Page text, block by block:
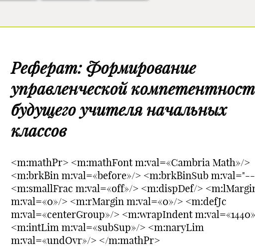
Реферат: Формирование
управленческой
будущего учителя начальных
классов
<m:mathPr> <m:mathFont m:val=«Cambria Math»/>
<m:brkBin m:val=«before»/> <m:brkBinSub
<m:smallFrac m:val=«off»/> <m:dispDef/>
m:val=«0»/> <m:rMargin m:val=«0»/> <m:defJc
m:val=«centerGroup»/> <m:wrapIndent
<m:intLim m:val=«subSup»/> <m:naryLim
m:val=«undOvr»/> </m:mathPr>